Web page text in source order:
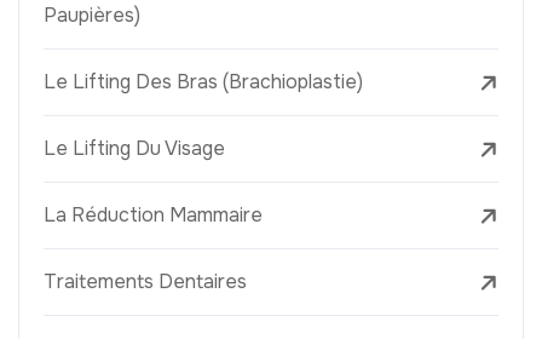
Paupières)
Le Lifting Des Bras (Brachioplastie)
Le Lifting Du Visage
La Réduction Mammaire
Traitements Dentaires